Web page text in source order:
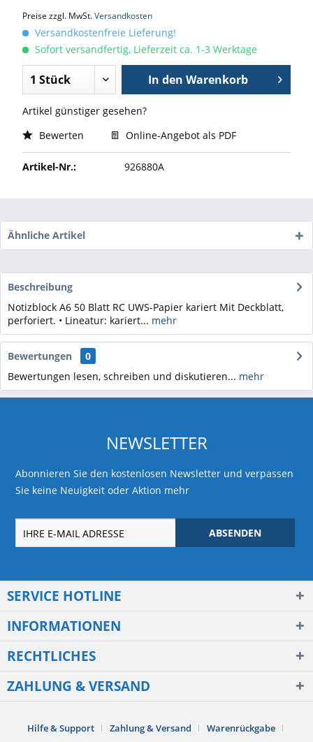
Preise zzgl. MwSt.Versandkosten
Versandkostenfreie Lieferung!
Sofort versandfertig, Lieferzeit ca. 1-3 Werktage
In den Warenkorb
Artikel günstiger gesehen?
Bewerten
Online-Angebot als PDF
Artikel-Nr.: 926880A
Ähnliche Artikel
Beschreibung
Notizblock A6 50 Blatt RC UWS-Papier kariert Mit Deckblatt,
perforiert. • Lineatur: kariert... mehr
Bewertungen
0
Bewertungen lesen, schreiben und diskutieren... mehr
NEWSLETTER
Abonnieren Sie den kostenlosen Newsletter und verpassen
Sie keine Neuigkeit oder Aktion mehr
ABSENDEN
SERVICE HOTLINE
INFORMATIONEN
RECHTLICHES
ZAHLUNG & VERSAND
Hilfe & Support Zahlung & Versand Warenrückgabe